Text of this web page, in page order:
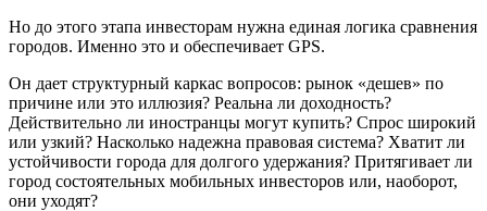
Но до этого этапа инвесторам нужна единая логика сравнения
городов. Именно это и обеспечивает GPS.
Он дает структурный каркас вопросов: рынок «дешев» по
причине или это иллюзия? Реальна ли доходность?
Действительно ли иностранцы могут купить? Спрос широкий
или узкий? Насколько надежна правовая система? Хватит ли
устойчивости города для долгого удержания? Притягивает ли
город состоятельных мобильных инвесторов или, наоборот,
они уходят?